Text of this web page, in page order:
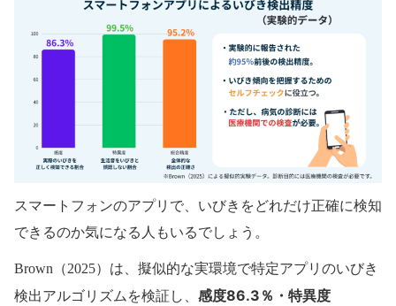
スマートフォンのアプリで、いびきをどれだけ正確に検知
できるのか気になる人もいるでしょう。
Brown（2025）は、擬似的な実環境で特定アプリのいびき
検出アルゴリズムを検証し、 感度86.3％・特異度